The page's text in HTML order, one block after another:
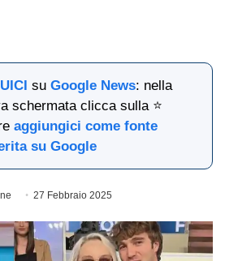
suGoogle News: nella
schermata clicca sulla ⭐
aggiungici come fonte
su Google
27 Febbraio 2025